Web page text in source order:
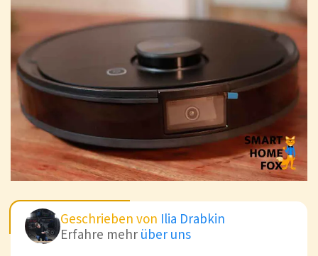
Geschrieben von Ilia Drabkin
Erfahre mehr über uns